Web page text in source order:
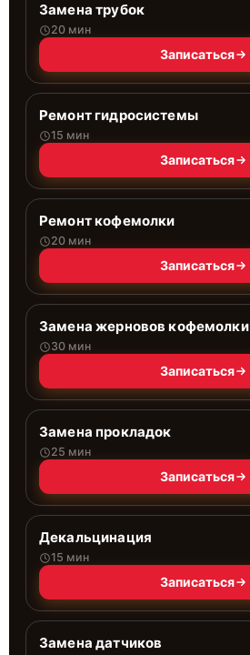
Замена трубок
20 мин
Записаться
Ремонт гидросистемы
15 мин
Записаться
Ремонт кофемолки
20 мин
Записаться
Замена жерновов кофемолки
30 мин
Записаться
Замена прокладок
25 мин
Записаться
Декальцинация
15 мин
Записаться
Замена датчиков